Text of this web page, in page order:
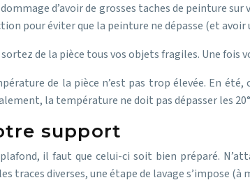
d’avoir de grosses taches de peinture
pour éviter que la peinture ne dépasse (et
de la pièce tous vos objets fragiles. Une
de la pièce n’est pas trop élevée. En
la température ne doit pas dépasser les
support
il faut que celui-ci soit bien préparé.
traces diverses, une étape de lavage s’impose